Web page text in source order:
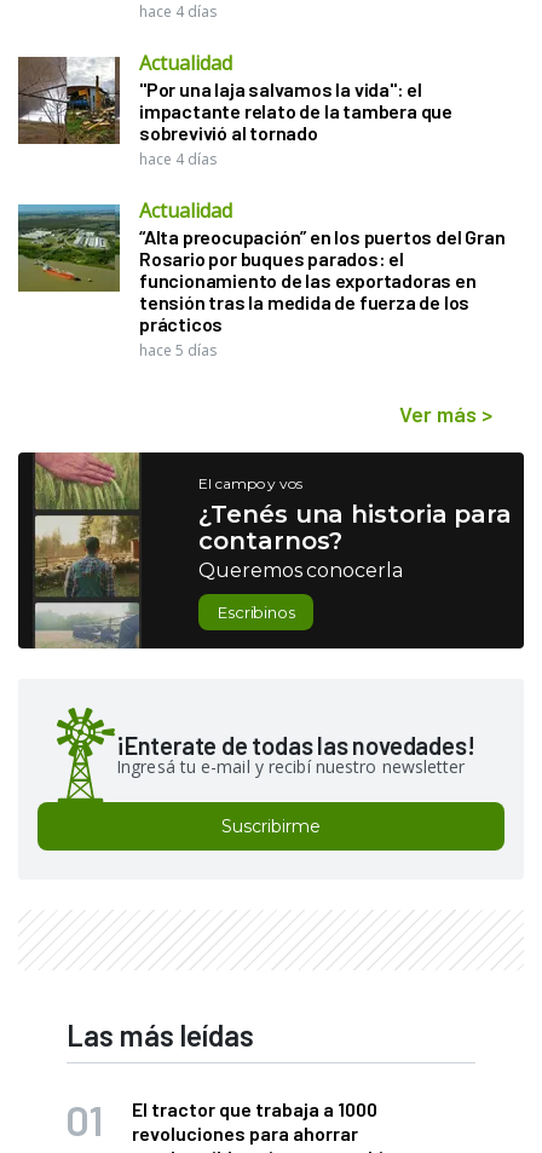
hace 4 días
Actualidad
"Por una laja salvamos la vida": el
impactante relato de la tambera que
sobrevivió al tornado
hace 4 días
Actualidad
“Alta preocupación” en los puertos del Gran
Rosario por buques parados: el
funcionamiento de las exportadoras en
tensión tras la medida de fuerza de los
prácticos
hace 5 días
Ver más >
El campo y vos
¿Tenés una historia para
contarnos?
Queremos conocerla
Escribinos
¡Enterate de todas las novedades!
Ingresá tu e-mail y recibí nuestro newsletter
Suscribirme
Las más leídas
El tractor que trabaja a 1000
revoluciones para ahorrar